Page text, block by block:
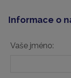
Informace o
Vaše jméno: